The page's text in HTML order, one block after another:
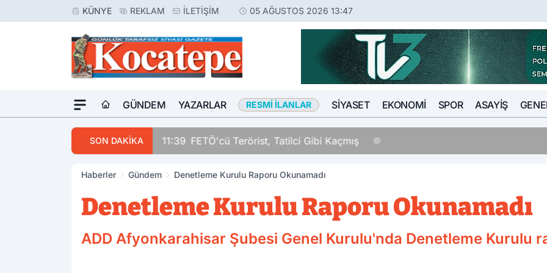
KÜNYE REKLAM İLETIŞIM 05 AĞUSTOS 2026 13:47
GÜNDEM YAZARLAR RESMI İLANLAR SIYASET EKONOMI SPOR ASAYIŞ
SON DAKİKA 11:39 FETÖ'cü Terörist, Tatilci Gibi Kaçmış
Haberler Gündem Denetleme Kurulu Raporu Okunamadı
Denetleme Kurulu Raporu Okunamadı
ADD Afyonkarahisar Şubesi Genel Kurulu'nda Denetleme Kurulu